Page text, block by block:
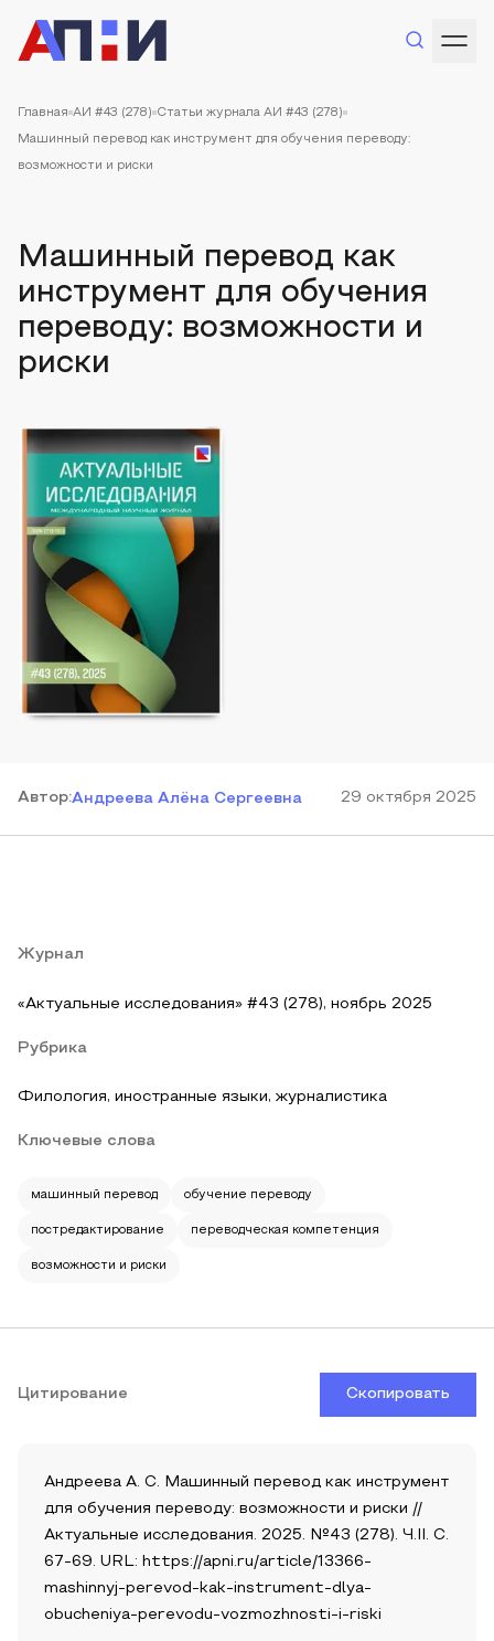
Главная АИ #43 (278) Статьи журнала АИ #43 (278)
Машинный перевод как инструмент для обучения переводу:
возможности и риски
Машинный перевод как
инструмент для обучения
переводу: возможности и
риски
Автор:Андреева Алёна Сергеевна 29 октября 2025
Журнал
«Актуальные исследования» #43 (278), ноябрь 2025
Рубрика
Филология, иностранные языки, журналистика
Ключевые слова
машинный перевод обучение переводу
постредактирование переводческая компетенция
возможности и риски
Цитирование Скопировать
Андреева А. С. Машинный перевод как инструмент
для обучения переводу: возможности и риски //
Актуальные исследования. 2025. №43 (278). Ч.II. С.
67-69. URL: https://apni.ru/article/13366-
mashinnyj-perevod-kak-instrument-dlya-
obucheniya-perevodu-vozmozhnosti-i-riski